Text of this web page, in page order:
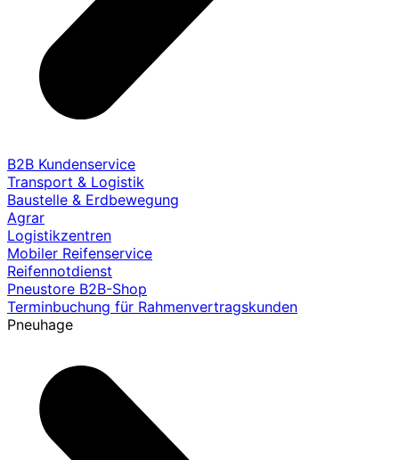
B2B Kundenservice
Transport & Logistik
Baustelle & Erdbewegung
Agrar
Logistikzentren
Mobiler Reifenservice
Reifennotdienst
Pneustore B2B-Shop
Terminbuchung für Rahmenvertragskunden
Pneuhage